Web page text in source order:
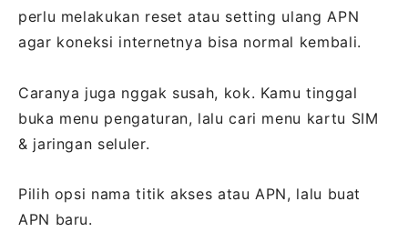
perlu melakukan reset atau setting ulang APN
agar koneksi internetnya bisa normal kembali.
Caranya juga nggak susah, kok. Kamu tinggal
buka menu pengaturan, lalu cari menu kartu SIM
& jaringan seluler.
Pilih opsi nama titik akses atau APN, lalu buat
APN baru.